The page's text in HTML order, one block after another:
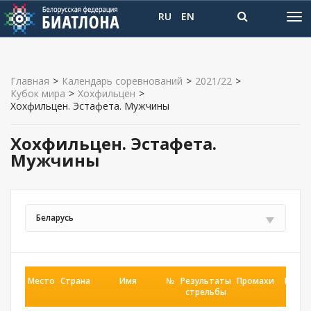
RU EN
Главная > Календарь соревнований > 2021/22 >
Кубок мира > Хохфильцен >
Хохфильцен. Эстафета. Мужчины
Хохфильцен. Эстафета.
Мужчины
Беларусь
Место Страна Имя № Результаты
стрельбы
Промахи Время